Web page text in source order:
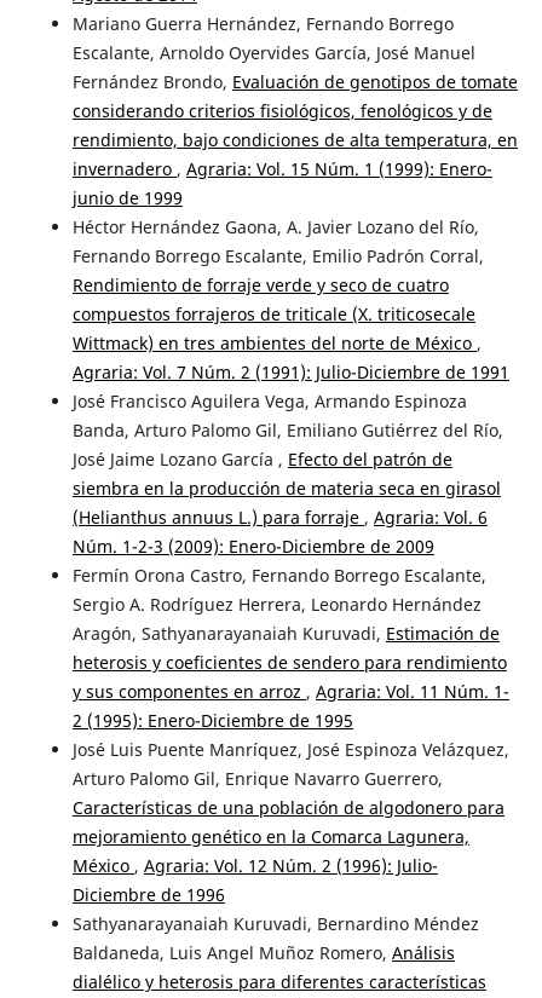
Mariano Guerra Hernández, Fernando Borrego
Escalante, Arnoldo Oyervides García, José Manuel
Fernández Brondo, Evaluación de genotipos de tomate
considerando criterios fisiológicos, fenológicos y de
rendimiento, bajo condiciones de alta temperatura, en
invernadero , Agraria: Vol. 15 Núm. 1 (1999): Enero-
junio de 1999
Héctor Hernández Gaona, A. Javier Lozano del Río,
Fernando Borrego Escalante, Emilio Padrón Corral,
Rendimiento de forraje verde y seco de cuatro
compuestos forrajeros de triticale (X. triticosecale
Wittmack) en tres ambientes del norte de México ,
Agraria: Vol. 7 Núm. 2 (1991): Julio-Diciembre de 1991
José Francisco Aguilera Vega, Armando Espinoza
Banda, Arturo Palomo Gil, Emiliano Gutiérrez del Río,
José Jaime Lozano García , Efecto del patrón de
siembra en la producción de materia seca en girasol
(Helianthus annuus L.) para forraje , Agraria: Vol. 6
Núm. 1-2-3 (2009): Enero-Diciembre de 2009
Fermín Orona Castro, Fernando Borrego Escalante,
Sergio A. Rodríguez Herrera, Leonardo Hernández
Aragón, Sathyanarayanaiah Kuruvadi, Estimación de
heterosis y coeficientes de sendero para rendimiento
y sus componentes en arroz , Agraria: Vol. 11 Núm. 1-
2 (1995): Enero-Diciembre de 1995
José Luis Puente Manríquez, José Espinoza Velázquez,
Arturo Palomo Gil, Enrique Navarro Guerrero,
Características de una población de algodonero para
mejoramiento genético en la Comarca Lagunera,
México , Agraria: Vol. 12 Núm. 2 (1996): Julio-
Diciembre de 1996
Sathyanarayanaiah Kuruvadi, Bernardino Méndez
Baldaneda, Luis Angel Muñoz Romero, Análisis
dialélico y heterosis para diferentes características